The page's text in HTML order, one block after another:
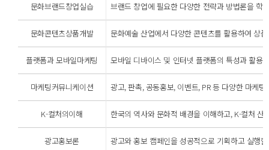
문화브랜드창업실습 브랜드 창업에 필요한 다양한 전략과 방법론을 학
문화콘텐츠상품개발 문화예술 산업에서 다양한 콘텐츠를 활용하여 상
플랫폼과 모바일마케팅 모바일 디바이스 및 인터넷 플랫폼의 특성과 활용
마케팅커뮤니케이션 광고, 판촉, 공동홍보, 이벤트, PR 등 다양한 마케
K-컬처의이해 한국의 역사와 문화적 배경을 이해하고, K-컬처
광고홍보론 광고와 홍보 캠페인을 성공적으로 기획하고 실행